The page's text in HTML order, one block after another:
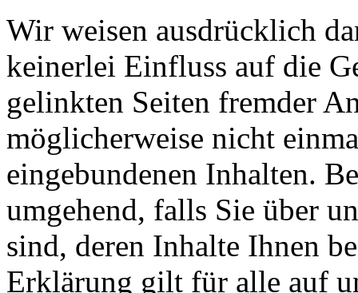
Wir weisen ausdrücklich
keinerlei Einfluss auf die
gelinkten Seiten fremder
möglicherweise nicht
eingebundenen Inhalten.
umgehend, falls Sie über
sind, deren Inhalte Ihnen
Erklärung gilt für alle auf